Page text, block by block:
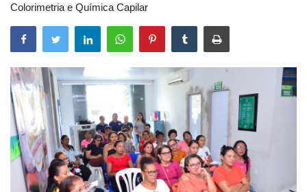
Vídeos
Webmail
Contato
Colorimetria e Química Capilar